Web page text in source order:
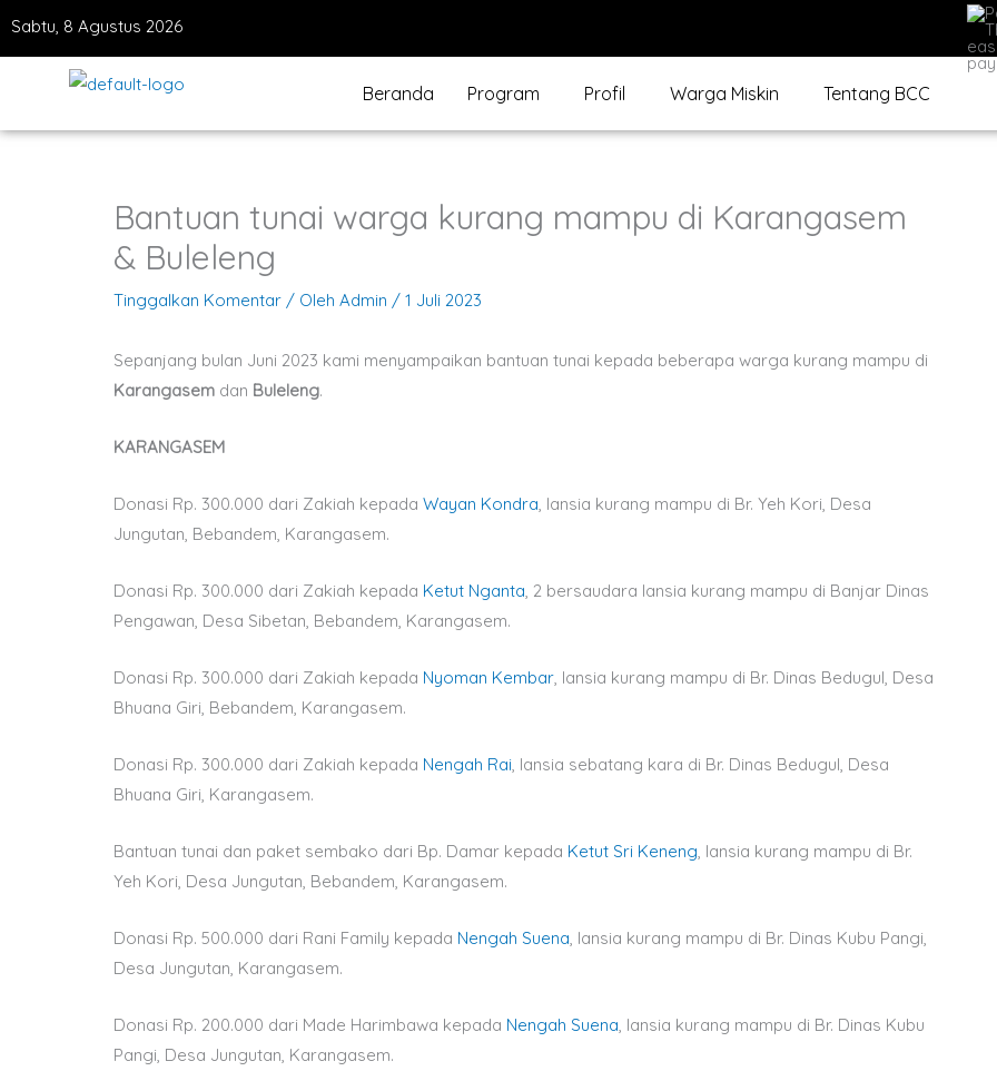
Sabtu, 8 Agustus 2026
Beranda Program Profil Warga Miskin Tentang BCC
Bantuan tunai warga kurang mampu di Karangasem
& Buleleng
Tinggalkan Komentar / Oleh Admin / 1 Juli 2023
Sepanjang bulan Juni 2023 kami menyampaikan bantuan tunai kepada beberapa warga kurang mampu di
Karangasem dan Buleleng.
KARANGASEM
Donasi Rp. 300.000 dari Zakiah kepada Wayan Kondra , lansia kurang mampu di Br. Yeh Kori, Desa
Jungutan, Bebandem, Karangasem.
Donasi Rp. 300.000 dari Zakiah kepada Ketut Nganta , 2 bersaudara lansia kurang mampu di Banjar Dinas
Pengawan, Desa Sibetan, Bebandem, Karangasem.
Donasi Rp. 300.000 dari Zakiah kepada Nyoman Kembar , lansia kurang mampu di Br. Dinas Bedugul, Desa
Bhuana Giri, Bebandem, Karangasem.
Donasi Rp. 300.000 dari Zakiah kepada Nengah Rai , lansia sebatang kara di Br. Dinas Bedugul, Desa
Bhuana Giri, Karangasem.
Bantuan tunai dan paket sembako dari Bp. Damar kepada Ketut Sri Keneng , lansia kurang mampu di Br.
Yeh Kori, Desa Jungutan, Bebandem, Karangasem.
Donasi Rp. 500.000 dari Rani Family kepada Nengah Suena , lansia kurang mampu di Br. Dinas Kubu Pangi,
Desa Jungutan, Karangasem.
Donasi Rp. 200.000 dari Made Harimbawa kepada Nengah Suena , lansia kurang mampu di Br. Dinas Kubu
Pangi, Desa Jungutan, Karangasem.